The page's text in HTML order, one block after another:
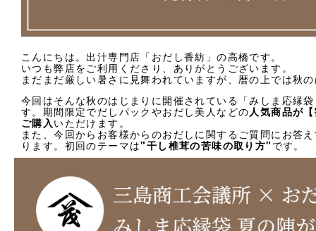
会員ページにログイン
お買い物ガイド
よくあるご質問
お問い合わせ
お知らせ
採用情報
類似商品と不正転売について
こんにちは。出汁専門店「おだし香紡」の高橋です。
いつも弊店をご利用くださり、ありがとうございます。
まだまだ厳しい暑さに見舞われていますが、暦の上では秋
今回はそんな秋のはじまりに開催されている「みしま応縁
す。期間限定でだしパックやおだし美人などの 人気商品が
ご購入 いただけます。
また、今回からお客様からのおだしに関するご質問にお答
ります。初回のテーマは"干し椎茸の苦味の取り方" です。